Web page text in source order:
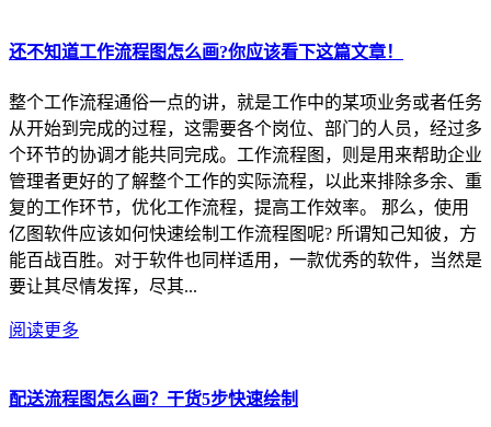
还不知道工作流程图怎么画?你应该看下这篇文章！
整个工作流程通俗一点的讲，就是工作中的某项业务或者任务
从开始到完成的过程，这需要各个岗位、部门的人员，经过多
个环节的协调才能共同完成。工作流程图，则是用来帮助企业
管理者更好的了解整个工作的实际流程，以此来排除多余、重
复的工作环节，优化工作流程，提高工作效率。 那么，使用
亿图软件应该如何快速绘制工作流程图呢? 所谓知己知彼，方
能百战百胜。对于软件也同样适用，一款优秀的软件，当然是
要让其尽情发挥，尽其...
阅读更多
配送流程图怎么画？干货5步快速绘制